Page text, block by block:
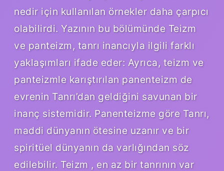
nedir için kullanılan örnekler daha çarpıcı
olabilirdi. Yazının bu bölümünde Teizm
ve panteizm, tanrı inancıyla ilgili farklı
yaklaşımları ifade eder: Ayrıca, teizm ve
panteizmle karıştırılan panenteizm de
evrenin Tanrı’dan geldiğini savunan bir
inanç sistemidir. Panenteizme göre Tanrı,
maddi dünyanın ötesine uzanır ve bir
spiritüel dünyanın da varlığından söz
edilebilir. Teizm , en az bir tanrının var